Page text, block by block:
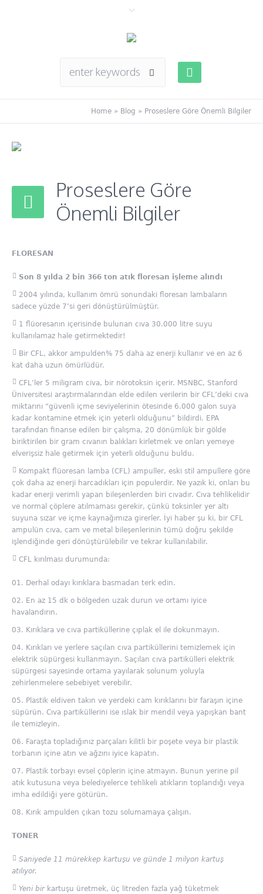
Home » Blog » Proseslere Göre Önemli Bilgiler
Proseslere Göre
Önemli Bilgiler
FLORESAN
Son 8 yılda 2 bin 366 ton atık floresan işleme alındı
2004 yılında, kullanım ömrü sonundaki floresan lambaların
sadece yüzde 7’si geri dönüştürülmüştür.
1 flüoresanın içerisinde bulunan cıva 30.000 litre suyu
kullanılamaz hale getirmektedir!
Bir CFL, akkor ampulden% 75 daha az enerji kullanır ve en az 6
kat daha uzun ömürlüdür.
CFL’ler 5 miligram civa, bir nörotoksin içerir. MSNBC, Stanford
Üniversitesi araştırmalarından elde edilen verilerin bir CFL’deki cıva
miktarını “güvenli içme seviyelerinin ötesinde 6.000 galon suya
kadar kontamine etmek için yeterli olduğunu” bildirdi. EPA
tarafından finanse edilen bir çalışma, 20 dönümlük bir gölde
biriktirilen bir gram cıvanın balıkları kirletmek ve onları yemeye
elverişsiz hale getirmek için yeterli olduğunu buldu.
Kompakt flüoresan lamba (CFL) ampuller, eski stil ampullere göre
çok daha az enerji harcadıkları için populerdir. Ne yazık ki, onları bu
kadar enerji verimli yapan bileşenlerden biri cıvadır. Cıva tehlikelidir
ve normal çöplere atılmaması gerekir, çünkü toksinler yer altı
suyuna sızar ve içme kaynağımıza girerler. İyi haber şu ki, bir CFL
ampulün cıva, cam ve metal bileşenlerinin tümü doğru şekilde
işlendiğinde geri dönüştürülebilir ve tekrar kullanılabilir.
CFL kırılması durumunda:
Derhal odayı kırıklara basmadan terk edin.
En az 15 dk o bölgeden uzak durun ve ortamı iyice
havalandırın.
Kırıklara ve cıva partiküllerine çıplak el ile dokunmayın.
Kırıkları ve yerlere saçılan cıva partiküllerini temizlemek için
elektrik süpürgesi kullanmayın. Saçılan cıva partikülleri elektrik
süpürgesi sayesinde ortama yayılarak solunum yoluyla
zehirlenmelere sebebiyet verebilir.
Plastik eldiven takın ve yerdeki cam kırıklarını bir faraşın içine
süpürün. Cıva partiküllerini ise ıslak bir mendil veya yapışkan bant
ile temizleyin.
Faraşta topladığınız parçaları kilitli bir poşete veya bir plastik
torbanın içine atın ve ağzını iyice kapatın.
Plastik torbayı evsel çöplerin içine atmayın. Bunun yerine pil
atık kutusuna veya belediyelerce tehlikeli atıkların toplandığı veya
imha edildiği yere götürün.
Kırık ampulden çıkan tozu solumamaya çalışın.
TONER
Saniyede 11 mürekkep kartuşu ve günde 1 milyon kartuş
atılıyor.
Yeni bir kartuşu üretmek, üç litreden fazla yağ tüketmek